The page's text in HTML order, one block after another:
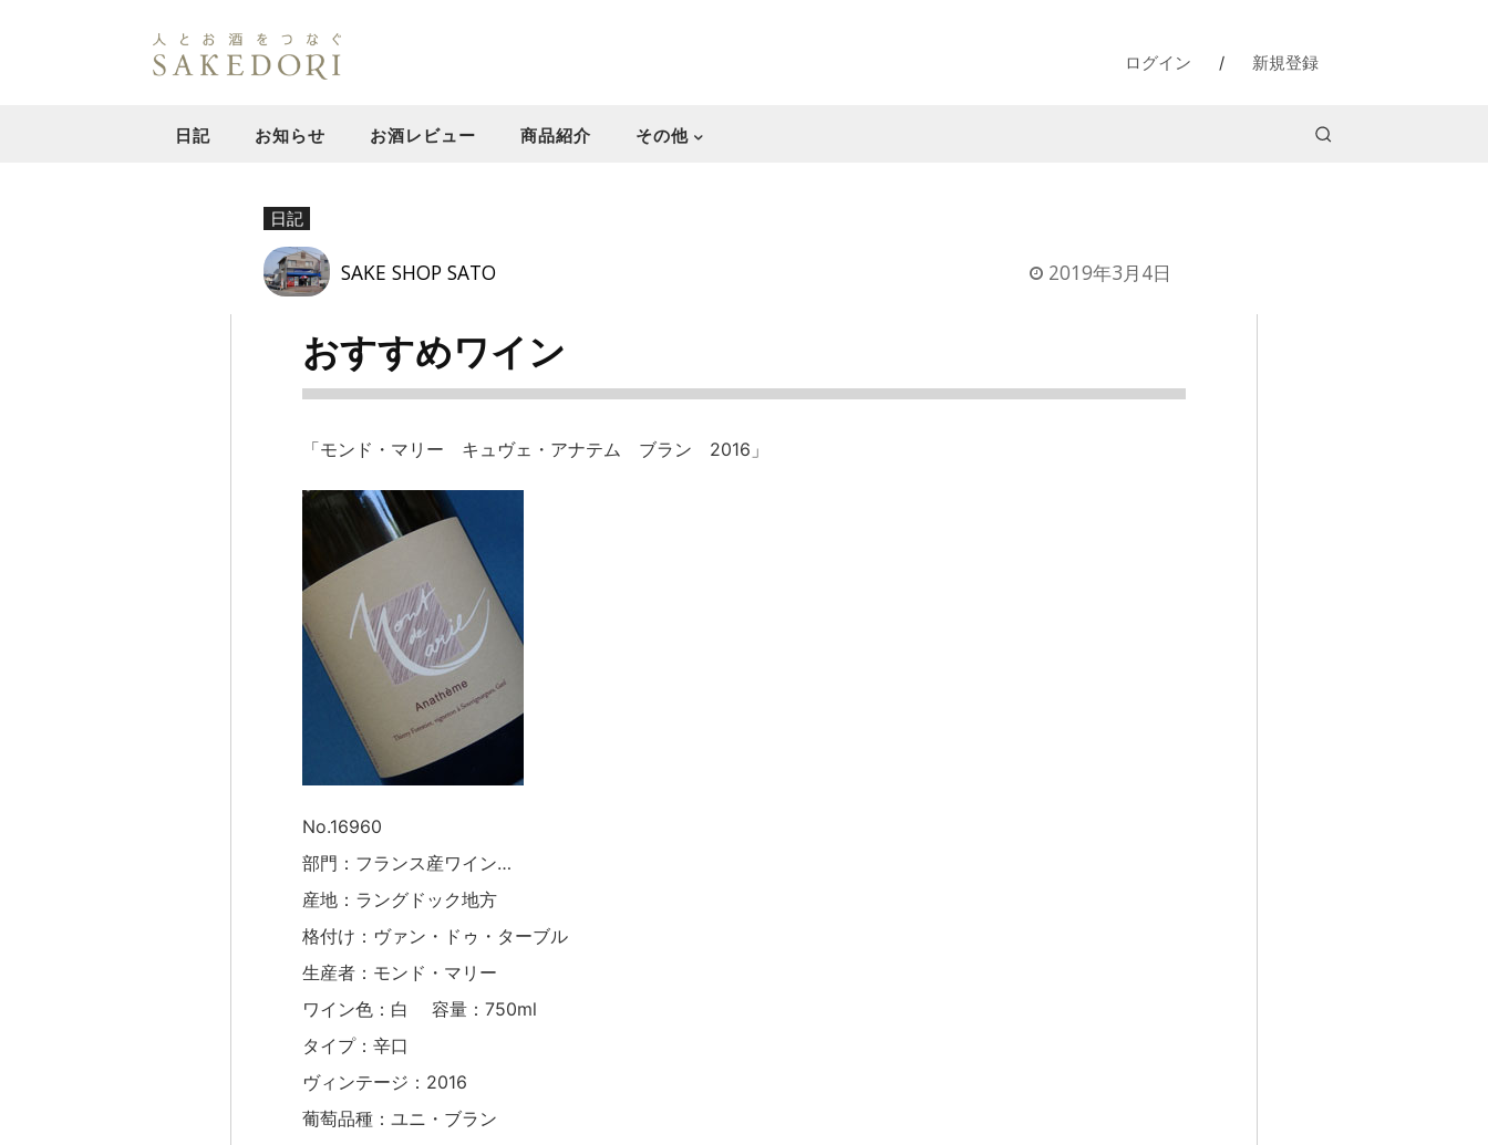
ログイン / 新規登録
日記 お知らせ お酒レビュー 商品紹介 その他
日記
SAKE SHOP SATO 2019年3月4日
おすすめワイン
「モンド・マリー キュヴェ・アナテム ブラン 2016」
No.16960
部門：フランス産ワイン…
産地：ラングドック地方
格付け：ヴァン・ドゥ・ターブル
生産者：モンド・マリー
ワイン色：白 容量：750ml
タイプ：辛口
ヴィンテージ：2016
葡萄品種：ユニ・ブラン